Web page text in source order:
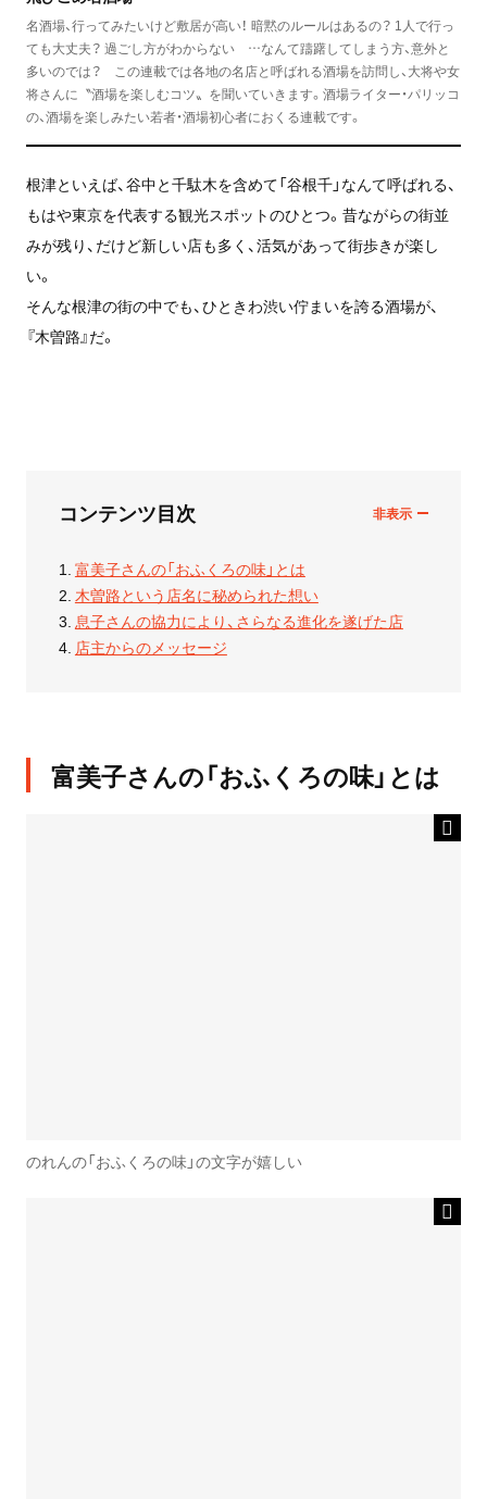
名酒場、行ってみたいけど敷居が高い！ 暗黙のルールはあるの？ 1人で行っ
ても大丈夫？ 過ごし方がわからない …なんて躊躇してしまう方、意外と
多いのでは？ この連載では各地の名店と呼ばれる酒場を訪問し、大将や女
将さんに〝酒場を楽しむコツ〟を聞いていきます。酒場ライター・パリッコ
の、酒場を楽しみたい若者・酒場初心者におくる連載です。
根津といえば、谷中と千駄木を含めて「谷根千」なんて呼ばれる、
もはや東京を代表する観光スポットのひとつ。昔ながらの街並
みが残り、だけど新しい店も多く、活気があって街歩きが楽し
い。
そんな根津の街の中でも、ひときわ渋い佇まいを誇る酒場が、
『木曽路』だ。
コンテンツ目次
富美子さんの「おふくろの味」とは
木曽路という店名に秘められた想い
息子さんの協力により、さらなる進化を遂げた店
店主からのメッセージ
富美子さんの「おふくろの味」とは
のれんの「おふくろの味」の文字が嬉しい